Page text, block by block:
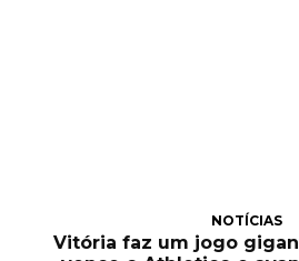
NOTÍCIAS
Vitória faz um jogo